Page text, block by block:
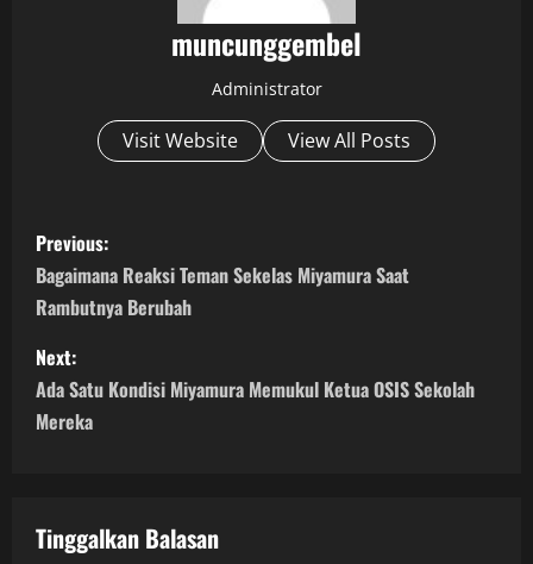
muncunggembel
Administrator
Visit Website View All Posts
P
o
s
t
n
v
Previous:
Bagaimana Reaksi Teman Sekelas Miyamura Saat
Rambutnya Berubah
Next:
Ada Satu Kondisi Miyamura Memukul Ketua OSIS Sekolah
Mereka
Tinggalkan Balasan